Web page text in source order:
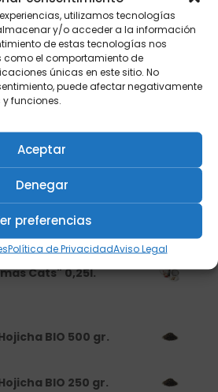
utilizamos tecnologías
y/o acceder a la información
de estas tecnologías nos
como el comportamiento de
únicas en este sitio. No
puede afectar negativamente
funciones.
Aceptar
Denegar
preferencias
Política de PrivacidadAviso Legal
Buscar
Cats" 0,25l.
BIO 500 gr.
BIO 250 gr.